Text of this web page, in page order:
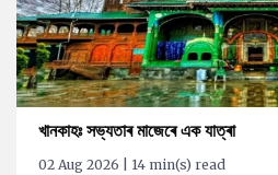
খানকাহঃ সভ্যতাৰ মাজেৰে এক যাত্ৰা
02 Aug 2026 | 14 min(s) read